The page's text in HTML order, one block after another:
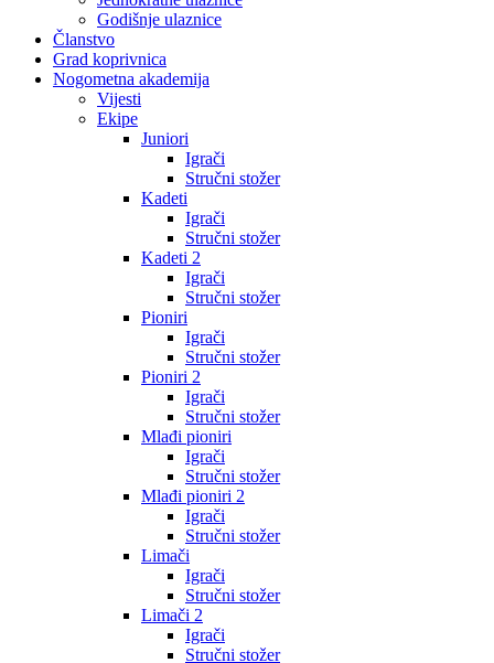
Godišnje ulaznice
Članstvo
Grad koprivnica
Nogometna akademija
Vijesti
Ekipe
Juniori
Igrači
Stručni stožer
Kadeti
Igrači
Stručni stožer
Kadeti 2
Igrači
Stručni stožer
Pioniri
Igrači
Stručni stožer
Pioniri 2
Igrači
Stručni stožer
Mlađi pioniri
Igrači
Stručni stožer
Mlađi pioniri 2
Igrači
Stručni stožer
Limači
Igrači
Stručni stožer
Limači 2
Igrači
Stručni stožer